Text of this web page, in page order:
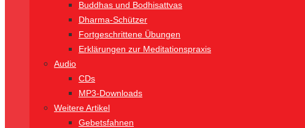
Buddhas und Bodhisattvas
Dharma-Schützer
Fortgeschrittene Übungen
Erklärungen zur Meditationspraxis
Audio
CDs
MP3-Downloads
Weitere Artikel
Gebetsfahnen